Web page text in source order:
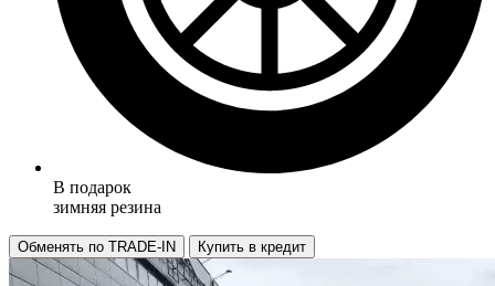
В подарок
зимняя резина
Обменять по TRADE-IN Купить в кредит